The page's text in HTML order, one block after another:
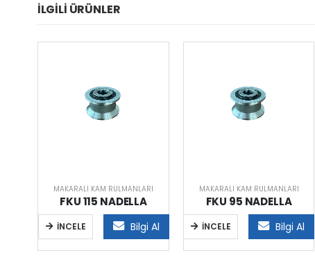
İLGILI ÜRÜNLER
MAKARALI KAM RULMANLARI
FKU 115 NADELLA
İNCELE Bilgi Al
MAKARALI KAM RULMANLARI
FKU 95 NADELLA
İNCELE Bilgi Al